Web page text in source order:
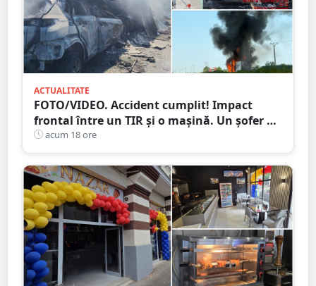
ACTUALITATE
FOTO/VIDEO. Accident cumplit! Impact
frontal între un TIR și o mașină. Un șofer a
murit carbonizat
acum 18 ore